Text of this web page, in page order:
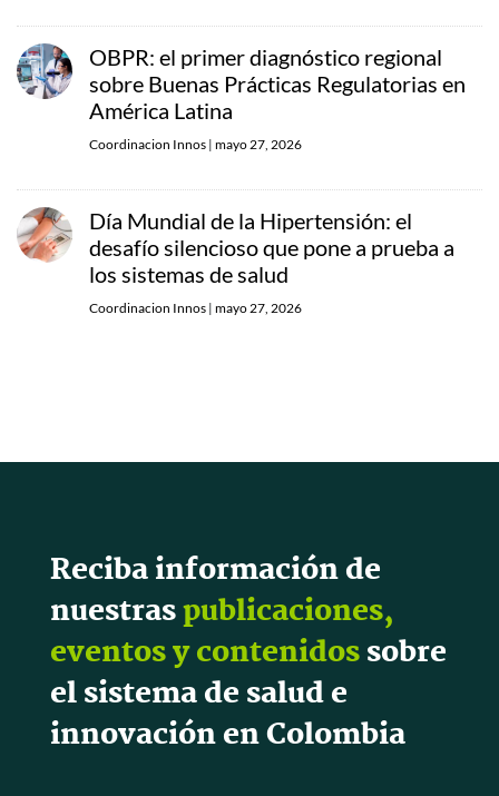
OBPR: el primer diagnóstico regional
sobre Buenas Prácticas Regulatorias en
América Latina
Coordinacion Innos | mayo 27, 2026
Día Mundial de la Hipertensión: el
desafío silencioso que pone a prueba a
los sistemas de salud
Coordinacion Innos | mayo 27, 2026
Reciba información de
nuestraspublicaciones,
eventos y contenidossobre
el sistema de salud e
innovación en Colombia